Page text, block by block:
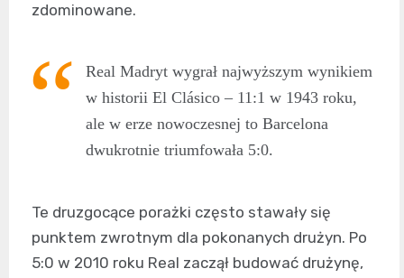
zdominowane.
Real Madryt wygrał najwyższym wynikiem
w historii El Clásico – 11:1 w 1943 roku,
ale w erze nowoczesnej to Barcelona
dwukrotnie triumfowała 5:0.
Te druzgocące porażki często stawały się
punktem zwrotnym dla pokonanych drużyn. Po
5:0 w 2010 roku Real zaczął budować drużynę,